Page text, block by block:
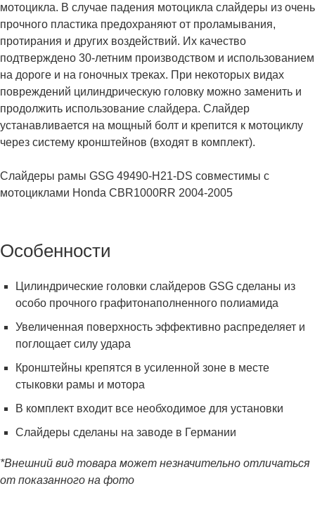
мотоцикла. В случае падения мотоцикла слайдеры из очень
прочного пластика предохраняют от проламывания,
протирания и других воздействий. Их качество
подтверждено 30-летним производством и использованием
на дороге и на гоночных треках. При некоторых видах
повреждений цилиндрическую головку можно заменить и
продолжить использование слайдера. Слайдер
устанавливается на мощный болт и крепится к мотоциклу
через систему кронштейнов (входят в комплект).
Слайдеры рамы GSG 49490-H21-DS совместимы с
мотоциклами Honda CBR1000RR 2004-2005
Особенности
Цилиндрические головки слайдеров GSG сделаны из
особо прочного графитонаполненного полиамида
Увеличенная поверхность эффективно распределяет и
поглощает силу удара
Кронштейны крепятся в усиленной зоне в месте
стыковки рамы и мотора
В комплект входит все необходимое для установки
Слайдеры сделаны на заводе в Германии
*Внешний вид товара может незначительно отличаться
от показанного на фото